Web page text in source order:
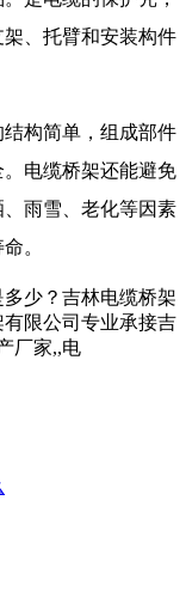
、托臂和安装构件
构简单，组成部件
电缆桥架还能避免
雨雪、老化等因素
。
少？吉林电缆桥架
限公司专业承接吉
厂家,,电